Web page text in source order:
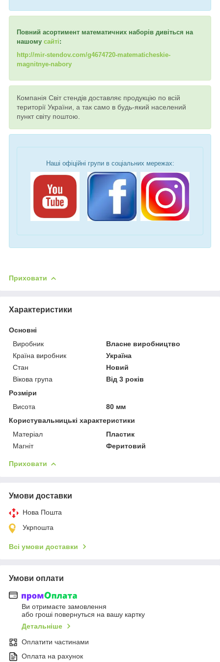
Повний асортимент математичних наборів дивіться на
нашому сайті:
http://mir-stendov.com/g4674720-matematicheskie-
magnitnye-nabory
Компанія Світ стендів доставляє продукцію по всій
території України, а так само в будь-який населений
пункт світу поштою.
Наші офіційні групи в соціальних мережах:
Приховати
Характеристики
Основні
Виробник
Власне виробництво
Країна виробник
Україна
Стан
Новий
Вікова група
Від 3 років
Розміри
Висота
80 мм
Користувальницькі характеристики
Матеріал
Пластик
Магніт
Феритовий
Приховати
Умови доставки
Нова Пошта
Укрпошта
Всі умови доставки
Умови оплати
Ви отримаєте замовлення
або гроші повернуться на вашу картку
Детальніше
Оплатити частинами
Оплата на рахунок